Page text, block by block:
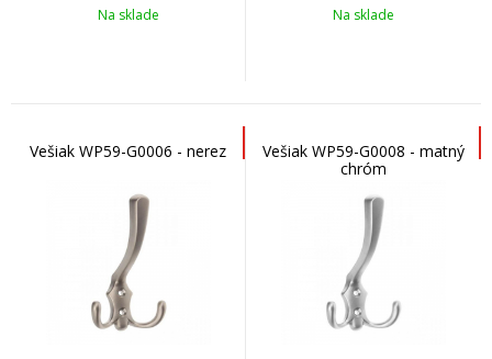
Na sklade
Na sklade
Vešiak WP59-G0006 - nerez
Vešiak WP59-G0008 - matný
chróm